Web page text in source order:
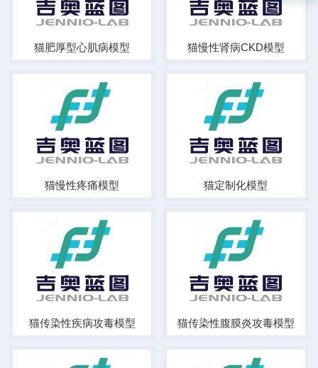
猫肥厚型心肌病模型 猫慢性肾病CKD模型
猫慢性疼痛模型 猫定制化模型
猫传染性疾病攻毒模型 猫传染性腹膜炎攻毒模型